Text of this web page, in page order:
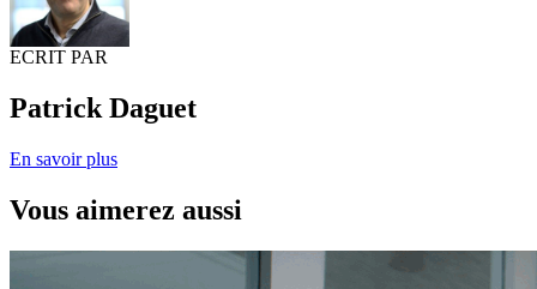
ECRIT PAR
Patrick Daguet
En savoir plus
Vous aimerez aussi